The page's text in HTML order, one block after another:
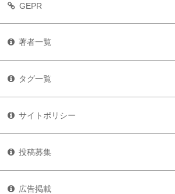
GEPR
著者一覧
タグ一覧
サイトポリシー
投稿募集
広告掲載